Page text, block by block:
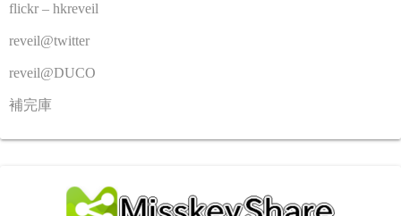
flickr – hkreveil
reveil@twitter
reveil@DUCO
補完庫